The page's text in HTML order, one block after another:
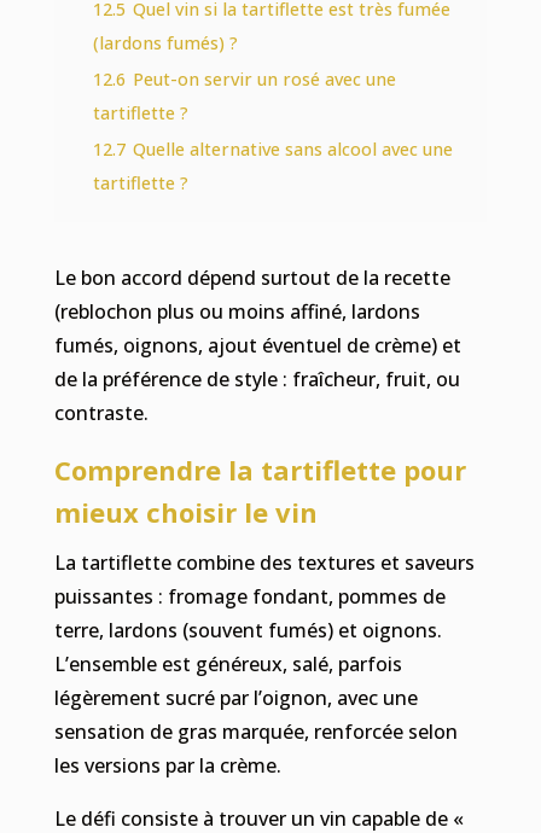
12.5 Quel vin si la tartiflette est très fumée
(lardons fumés) ?
12.6 Peut-on servir un rosé avec une
tartiflette ?
12.7 Quelle alternative sans alcool avec une
tartiflette ?
Le bon accord dépend surtout de la recette
(reblochon plus ou moins affiné, lardons
fumés, oignons, ajout éventuel de crème) et
de la préférence de style : fraîcheur, fruit, ou
contraste.
Comprendre la tartiflette pour
mieux choisir le vin
La tartiflette combine des textures et saveurs
puissantes : fromage fondant, pommes de
terre, lardons (souvent fumés) et oignons.
L’ensemble est généreux, salé, parfois
légèrement sucré par l’oignon, avec une
sensation de gras marquée, renforcée selon
les versions par la crème.
Le défi consiste à trouver un vin capable de «